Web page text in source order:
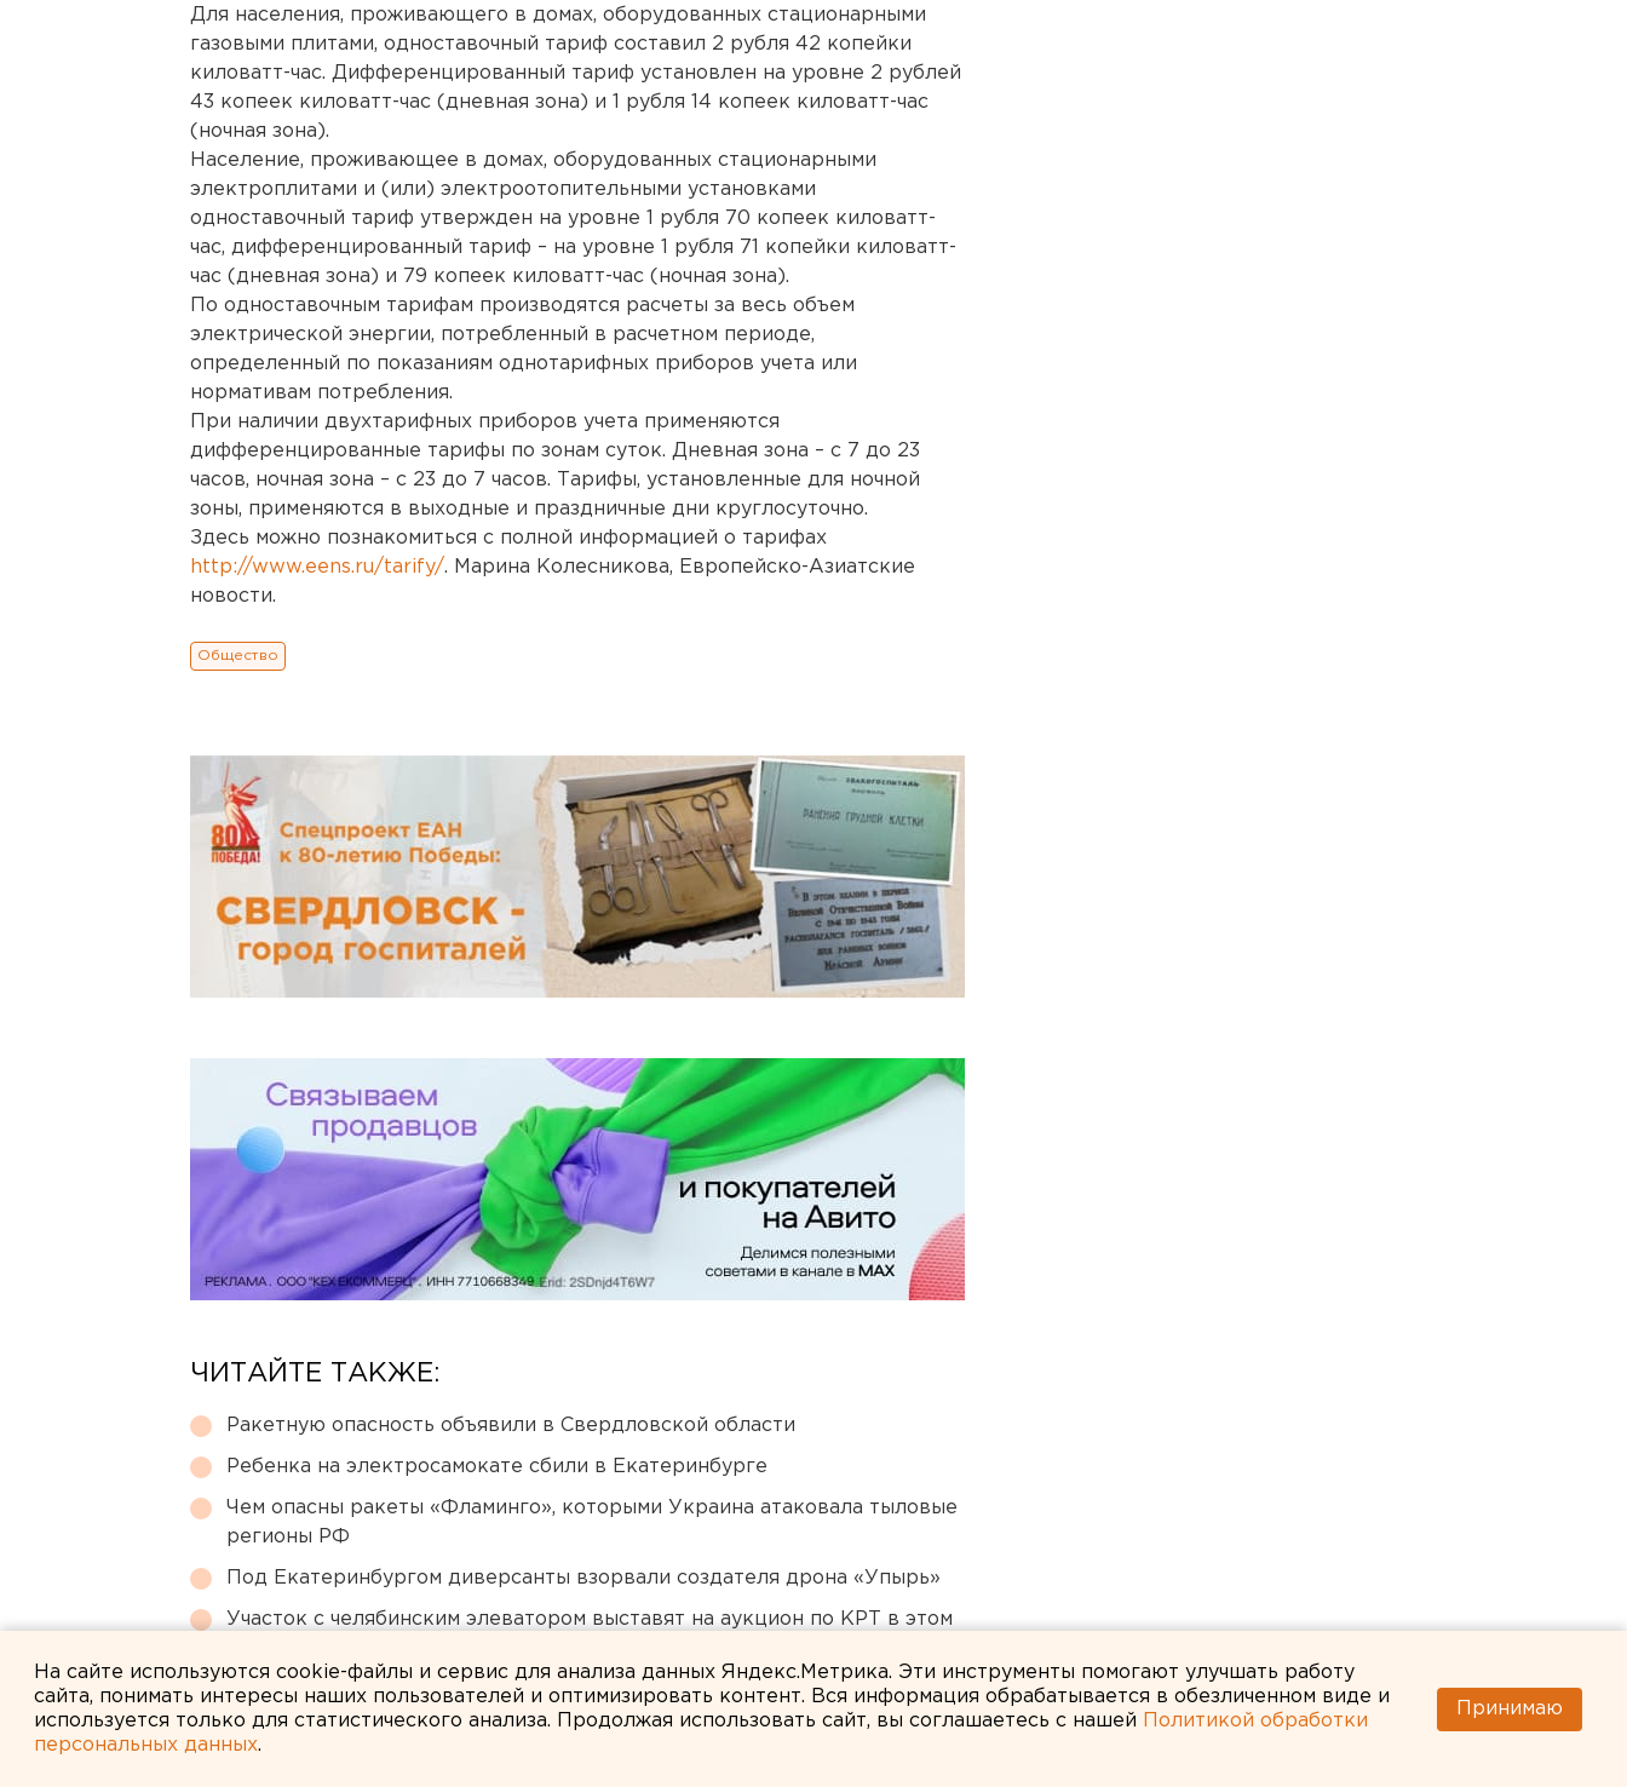
Для населения, проживающего в домах, оборудованных стационарными
газовыми плитами, одноставочный тариф составил 2 рубля 42 копейки
киловатт-час. Дифференцированный тариф установлен на уровне 2 рублей
43 копеек киловатт-час (дневная зона) и 1 рубля 14 копеек киловатт-час
(ночная зона).
Население, проживающее в домах, оборудованных стационарными
электроплитами и (или) электроотопительными установками
одноставочный тариф утвержден на уровне 1 рубля 70 копеек киловатт-
час, дифференцированный тариф – на уровне 1 рубля 71 копейки киловатт-
час (дневная зона) и 79 копеек киловатт-час (ночная зона).
По одноставочным тарифам производятся расчеты за весь объем
электрической энергии, потребленный в расчетном периоде,
определенный по показаниям однотарифных приборов учета или
нормативам потребления.
При наличии двухтарифных приборов учета применяются
дифференцированные тарифы по зонам суток. Дневная зона – с 7 до 23
часов, ночная зона – с 23 до 7 часов. Тарифы, установленные для ночной
зоны, применяются в выходные и праздничные дни круглосуточно.
Здесь можно познакомиться с полной информацией о тарифах
http://www.eens.ru/tarify/. Марина Колесникова, Европейско-Азиатские
новости.
Общество
ЧИТАЙТЕ ТАКЖЕ:
Ракетную опасность объявили в Свердловской области
Ребенка на электросамокате сбили в Екатеринбурге
Чем опасны ракеты «Фламинго», которыми Украина атаковала тыловые
регионы РФ
Под Екатеринбургом диверсанты взорвали создателя дрона «Упырь»
Участок с челябинским элеватором выставят на аукцион по КРТ в этом
На сайте используются cookie-файлы и сервис для анализа данных Яндекс.Метрика. Эти инструменты помогают улучшать работу
сайта, понимать интересы наших пользователей и оптимизировать контент. Вся информация обрабатывается в обезличенном виде и
используется только для статистического анализа. Продолжая использовать сайт, вы соглашаетесь с нашей
Политикой обработки
персональных данных.
Принимаю